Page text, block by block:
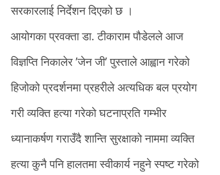
सरकारलाई निर्देशन दिएको छ ।
आयोगका प्रवक्ता डा. टीकाराम पौडेलले आज
विज्ञप्ति निकालेर ’जेन जी’ पुस्ताले आह्वान गरेको
हिजोको प्रदर्शनमा प्रहरीले अत्यधिक बल प्रयोग
गरी व्यक्ति हत्या गरेको घटनाप्रति गम्भीर
ध्यानाकर्षण गराउँदै शान्ति सुरक्षाको नाममा व्यक्ति
हत्या कुनै पनि हालतमा स्वीकार्य नहुने स्पष्ट गरेको